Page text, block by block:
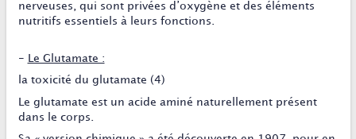
nerveuses, qui sont privées d’oxygène et des éléments
nutritifs essentiels à leurs fonctions.
- Le Glutamate :
la toxicité du glutamate (4)
Le glutamate est un acide aminé naturellement présent
dans le corps.